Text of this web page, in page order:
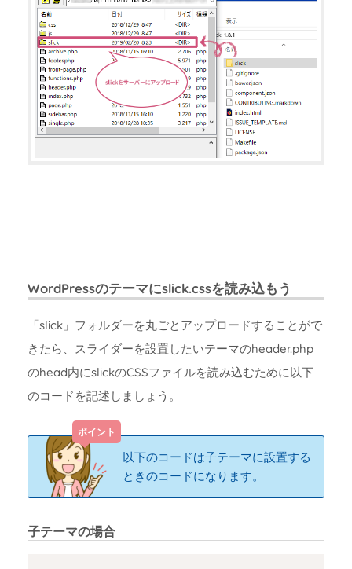
WordPressのテーマにslick.cssを読み込もう
「slick」フォルダーを丸ごとアップロードすることがで
きたら、スライダーを設置したいテーマのheader.php
のhead内にslickのCSSファイルを読み込むために以下
のコードを記述しましょう。
以下のコードは子テーマに設置する
ときのコードになります。
子テーマの場合